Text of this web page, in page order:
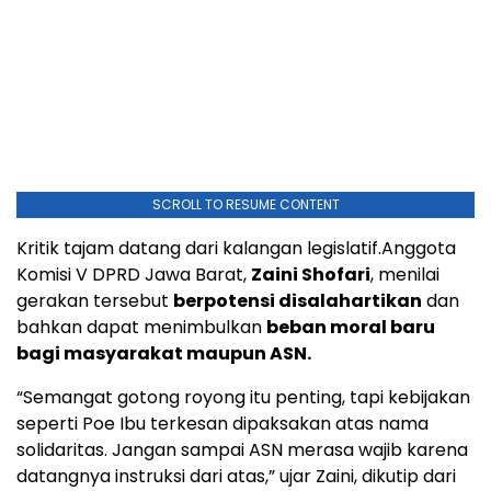
SCROLL TO RESUME CONTENT
Kritik tajam datang dari kalangan legislatif.Anggota
Komisi V DPRD Jawa Barat, Zaini Shofari, menilai
gerakan tersebut berpotensi disalahartikan dan
bahkan dapat menimbulkan beban moral baru
bagi masyarakat maupun ASN.
“Semangat gotong royong itu penting, tapi kebijakan
seperti Poe Ibu terkesan dipaksakan atas nama
solidaritas. Jangan sampai ASN merasa wajib karena
datangnya instruksi dari atas,” ujar Zaini, dikutip dari